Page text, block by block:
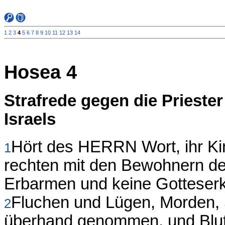
1 2 3 4 5 6 7 8 9 10 11 12 13 14
Hosea 4
Strafrede gegen die
Israels
1Hört des HERRN Wort, ihr
rechten mit den Bewohnern
Erbarmen und keine
2Fluchen und Lügen,
überhand genommen, und